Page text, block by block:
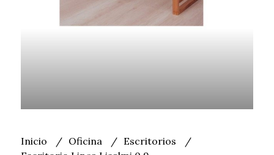
Inicio Oficina
Escritorios